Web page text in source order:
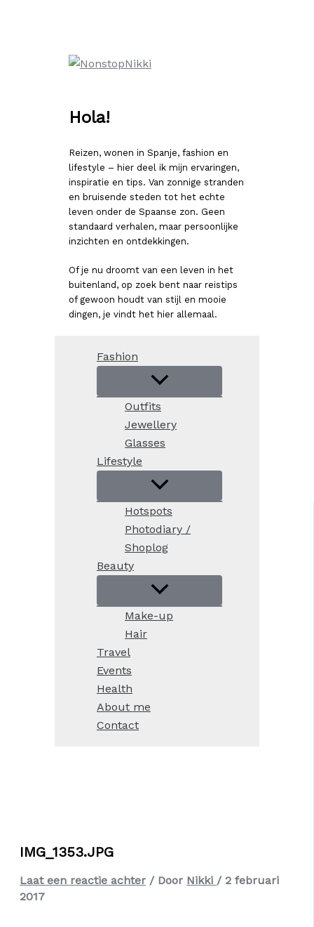
Hola!
Reizen, wonen in Spanje, fashion en
lifestyle – hier deel ik mijn ervaringen,
inspiratie en tips. Van zonnige stranden
en bruisende steden tot het echte
leven onder de Spaanse zon. Geen
standaard verhalen, maar persoonlijke
inzichten en ontdekkingen.
Of je nu droomt van een leven in het
buitenland, op zoek bent naar reistips
of gewoon houdt van stijl en mooie
dingen, je vindt het hier allemaal.
Fashion
Outfits
Jewellery
Glasses
Lifestyle
Hotspots
Photodiary /
Shoplog
Beauty
Make-up
Hair
Travel
Events
Health
About me
Contact
IMG_1353.JPG
Laat een reactie achter / Door Nikki / 2 februari
2017